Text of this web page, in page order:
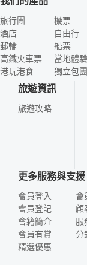
旅行團
酒店
郵輪
高鐵火車票
港玩港食
機票
自由行
船票
當地體驗
獨立包團
旅遊資訊
旅遊攻略
更多服務與支援
會員登入
會員登記
會籍簡介
會員有賞
精選優惠
會
顧
服
分